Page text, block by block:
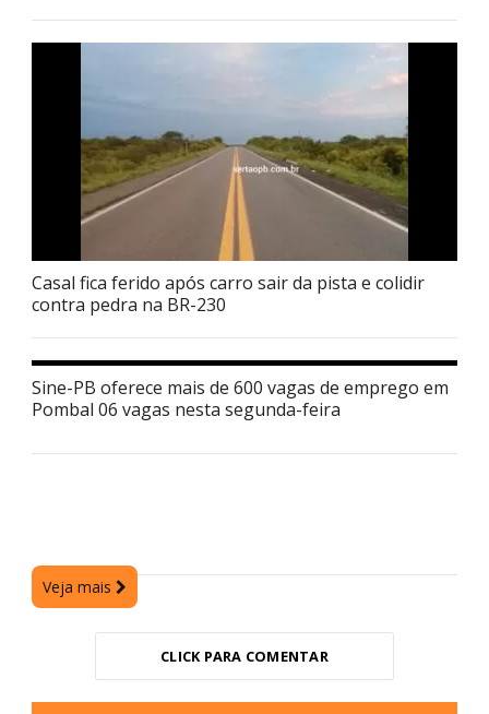
Casal fica ferido após carro sair da pista e colidir
contra pedra na BR-230
Sine-PB oferece mais de 600 vagas de emprego em
Pombal 06 vagas nesta segunda-feira
Veja mais
CLICK PARA COMENTAR